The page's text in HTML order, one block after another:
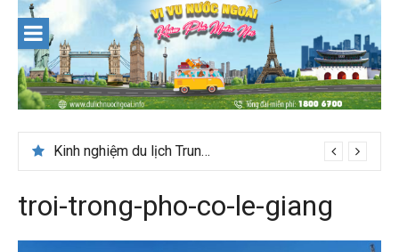
content
Kinh nghiệm du lịch Trung Á lần đầu cho khách Việt
troi-trong-pho-co-le-giang